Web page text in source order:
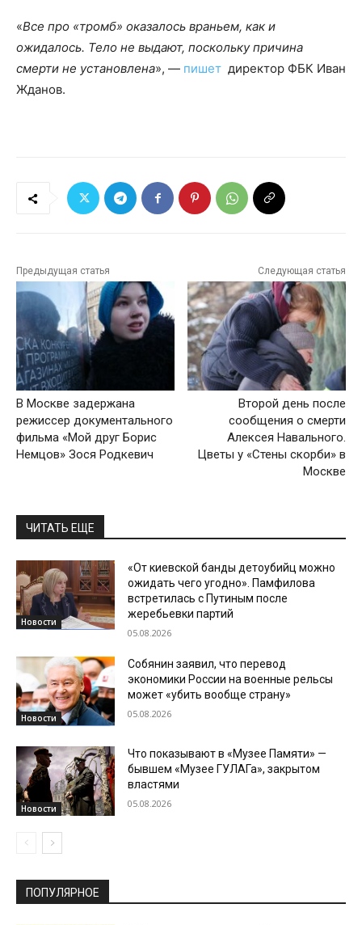
«Все про «тромб» оказалось враньем, как и
ожидалось. Тело не выдают, поскольку причина
смерти не установлена», — пишет директор ФБК Иван
Жданов.
Предыдущая статья
В Москве задержана
режиссер документального
фильма «Мой друг Борис
Немцов» Зося Родкевич
Следующая статья
Второй день после
сообщения о смерти
Алексея Навального.
Цветы у «Стены скорби» в
Москве
ЧИТАТЬ ЕЩЕ
Новости
«От киевской банды детоубийц можно
ожидать чего угодно». Памфилова
встретилась с Путиным после
жеребьевки партий
05.08.2026
Новости
Собянин заявил, что перевод
экономики России на военные рельсы
может «убить вообще страну»
05.08.2026
Новости
Что показывают в «Музее Памяти» —
бывшем «Музее ГУЛАГа», закрытом
властями
05.08.2026
ПОПУЛЯРНОЕ